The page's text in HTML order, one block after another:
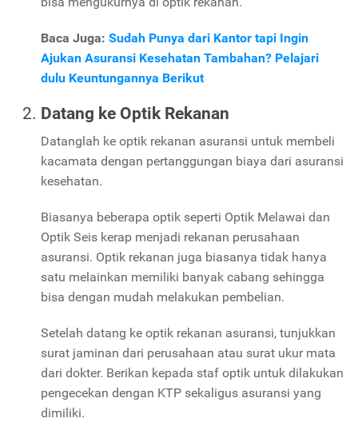
Baca Juga: Sudah Punya dari Kantor tapi Ingin
Ajukan Asuransi Kesehatan Tambahan? Pelajari
dulu Keuntungannya Berikut
Datang ke Optik Rekanan
Datanglah ke optik rekanan asuransi untuk membeli
kacamata dengan pertanggungan biaya dari asuransi
kesehatan.
Biasanya beberapa optik seperti Optik Melawai dan
Optik Seis kerap menjadi rekanan perusahaan
asuransi. Optik rekanan juga biasanya tidak hanya
satu melainkan memiliki banyak cabang sehingga
bisa dengan mudah melakukan pembelian.
Setelah datang ke optik rekanan asuransi, tunjukkan
surat jaminan dari perusahaan atau surat ukur mata
dari dokter. Berikan kepada staf optik untuk dilakukan
pengecekan dengan KTP sekaligus asuransi yang
dimiliki.